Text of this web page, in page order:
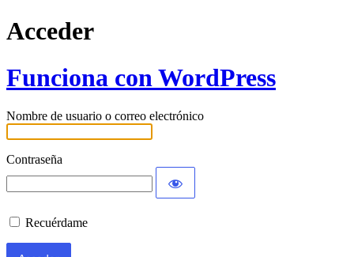
Acceder
Funciona con WordPress
Nombre de usuario o correo electrónico
Contraseña
Recuérdame